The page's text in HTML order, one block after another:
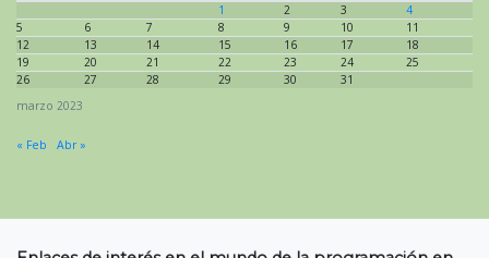
marzo 2023
1
2 3
4
5
6 7 8 9 10
11
12
13 14 15 16 17
18
19
20 21 22 23 24
25
26
27 28 29 30 31
« Feb Abr »